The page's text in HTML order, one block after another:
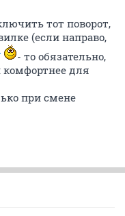
тот поворот,
(если направо,
- то обязательно,
комфортнее для
при смене